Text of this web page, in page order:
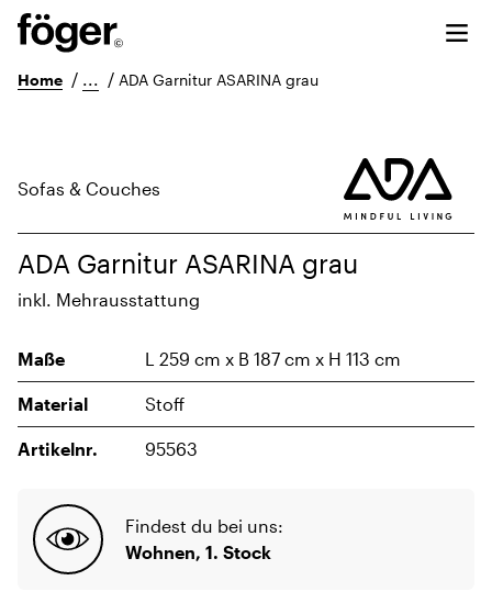
Home / ... / ADA Garnitur ASARINA grau
Sofas & Couches
ADA Garnitur ASARINA grau
inkl. Mehrausstattung
Maße L 259 cm x B 187 cm x H 113 cm
Material Stoff
Artikelnr. 95563
Findest du bei uns:
Wohnen, 1. Stock